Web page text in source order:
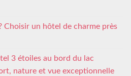
Choisir un hôtel de charme près
3 étoiles au bord du lac
nature et vue exceptionnelle